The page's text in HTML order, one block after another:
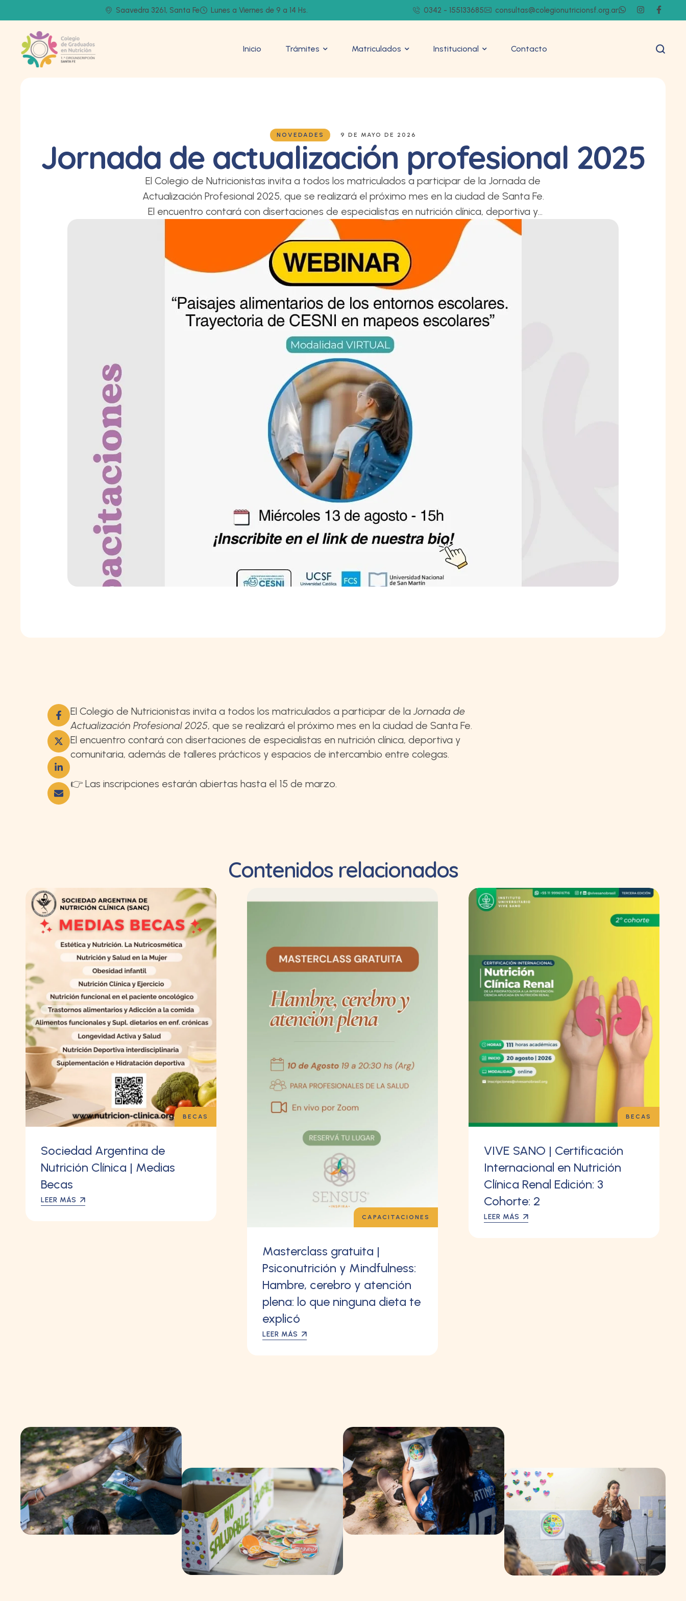
Saavedra 3261, Santa Fe Lunes a Viernes de 9 a 14 Hs. 0342 - 155133685 consultas@colegionutricionsf.org.ar
Inicio Trámites Matriculados Institucional Contacto
NOVEDADES 9 DE MAYO DE 2026
Jornada de actualización profesional 2025
El Colegio de Nutricionistas invita a todos los matriculados a participar de la Jornada de
Actualización Profesional 2025, que se realizará el próximo mes en la ciudad de Santa Fe.
El encuentro contará con disertaciones de especialistas en nutrición clínica, deportiva y
comunitaria, además de talleres prácticos y espacios de intercambio entre colegas. 👉
Las …
El Colegio de Nutricionistas invita a todos los matriculados a participar de la Jornada de
Actualización Profesional 2025, que se realizará el próximo mes en la ciudad de Santa Fe.
El encuentro contará con disertaciones de especialistas en nutrición clínica, deportiva y
comunitaria, además de talleres prácticos y espacios de intercambio entre colegas.
👉 Las inscripciones estarán abiertas hasta el 15 de marzo.
Contenidos relacionados
BECAS
Sociedad Argentina de
Nutrición Clínica | Medias
Becas
LEER MÁS
CAPACITACIONES
Masterclass gratuita |
Psiconutrición y Mindfulness:
Hambre, cerebro y atención
plena: lo que ninguna dieta te
explicó
LEER MÁS
BECAS
VIVE SANO | Certificación
Internacional en Nutrición
Clínica Renal Edición: 3
Cohorte: 2
LEER MÁS